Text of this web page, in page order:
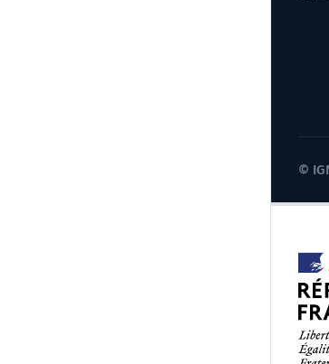
©